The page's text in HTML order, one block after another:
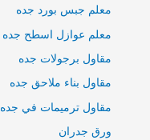
معلم جبس بورد جده
معلم عوازل اسطح جده
مقاول برجولات جده
مقاول بناء ملاحق جده
مقاول ترميمات في جده
ورق جدران